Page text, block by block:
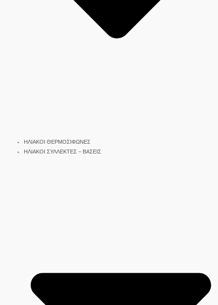
ΗΛΙΑΚΟΙ ΘΕΡΜΟΣΙΦΩΝΕΣ
ΗΛΙΑΚΟΙ ΣΥΛΛΕΚΤΕΣ – ΒΑΣΕΙΣ